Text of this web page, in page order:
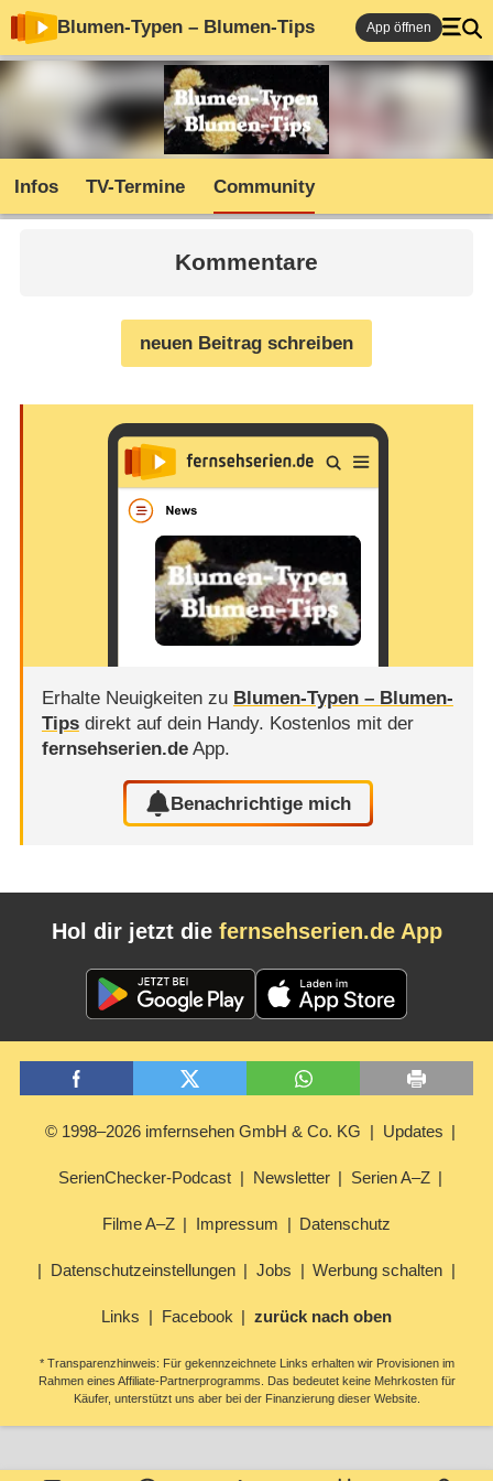
Blumen-Typen – Blumen-Tips App öffnen
Infos TV-Termine Community
Kommentare
neuen Beitrag schreiben
Erhalte Neuigkeiten zu Blumen-Typen – Blumen-
Tipsdirekt auf dein Handy. Kostenlos mit der
fernsehserien.deApp.
Benachrichtige mich
Hol dir jetzt die fernsehserien.de App
© 1998–2026 imfernsehen GmbH & Co. KG Updates
SerienChecker-Podcast Newsletter Serien A–Z
Filme A–Z Impressum Datenschutz
Datenschutzeinstellungen Jobs Werbung schalten
Links Facebook zurück nach oben
* Transparenzhinweis: Für gekennzeichnete Links erhalten wir Provisionen im
Rahmen eines Affiliate-Partnerprogramms. Das bedeutet keine Mehrkosten für
Käufer, unterstützt uns aber bei der Finanzierung dieser Website.